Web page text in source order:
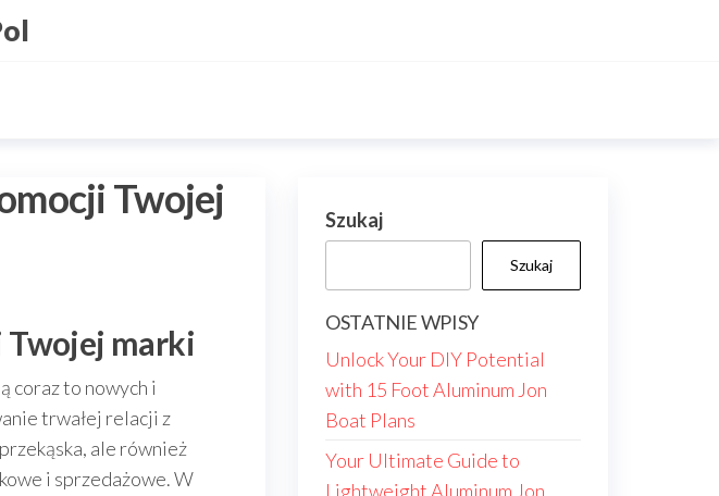
Twojej
Twojej marki
coraz to nowych i
trwałej relacji z
ale również
i sprzedażowe. W
Szukaj
Szukaj
OSTATNIE WPISY
Unlock Your DIY Potential
with 15 Foot Aluminum Jon
Boat Plans
Your Ultimate Guide to
Lightweight Aluminum Jon